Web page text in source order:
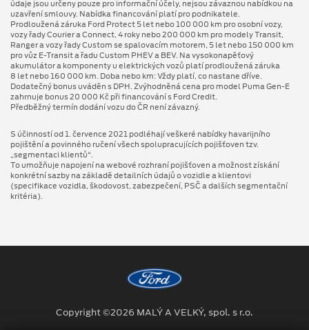
údaje jsou určeny pouze pro informační účely, nejsou závaznou nabídkou na
uzavření smlouvy. Nabídka financování platí pro podnikatele.
Prodloužená záruka Ford Protect 5 let nebo 100 000 km pro osobní vozy,
vozy řady Courier a Connect, 4 roky nebo 200 000 km pro modely Transit,
Ranger a vozy řady Custom se spalovacím motorem, 5 let nebo 150 000 km
pro vůz E-Transit a řadu Custom PHEV a BEV. Na vysokonapěťový
akumulátor a komponenty u elektrických vozů platí prodloužená záruka
8 let nebo 160 000 km. Doba nebo km: Vždy platí, co nastane dříve.
Dodatečný bonus uváděn s DPH. Zvýhodněná cena pro model Puma Gen⁠-⁠E
zahrnuje bonus 20 000 Kč při financování s Ford Credit.
Předběžný termín dodání vozu do ČR není závazný.
S účinností od 1. července 2021 podléhají veškeré nabídky havarijního
pojištění a povinného ručení všech spolupracujících pojišťoven tzv.
„segmentaci klientů“.
To umožňuje napojení na webové rozhraní pojišťoven a možnost získání
konkrétní sazby na základě detailních údajů o vozidle a klientovi
(specifikace vozidla, škodovost, zabezpečení, PSČ a dalších segmentační
kritéria).
Copyright ©2026 MALÝ A VELKÝ, spol. s r.o.